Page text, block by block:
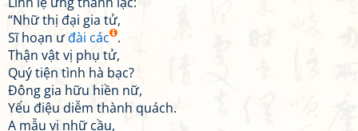
“Nhữ thị đại gia tử,
Sĩ hoạn ưđài các .
Thận vật vị phụ tử,
Quý tiện tình hà bạc?
Đông gia hữu hiền nữ,
Yểu điệu diễm thành quách.
A mẫu vị nhữ cầu,